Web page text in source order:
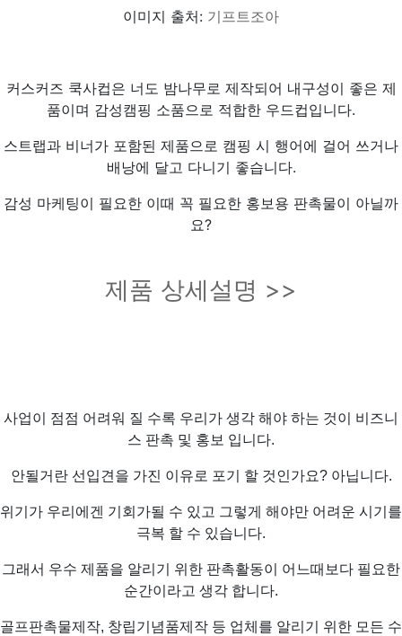
이미지 출처: 기프트조아
커스커즈 쿡사컵은 너도 밤나무로 제작되어 내구성이 좋은 제
품이며 감성캠핑 소품으로 적합한 우드컵입니다.
스트랩과 비너가 포함된 제품으로 캠핑 시 행어에 걸어 쓰거나
배낭에 달고 다니기 좋습니다.
감성 마케팅이 필요한 이때 꼭 필요한 홍보용 판촉물이 아닐까
요?
제품 상세설명 >>
사업이 점점 어려워 질 수록 우리가 생각 해야 하는 것이 비즈니
스 판촉 및 홍보 입니다.
안될거란 선입견을 가진 이유로 포기 할 것인가요? 아닙니다.
위기가 우리에겐 기회가될 수 있고 그렇게 해야만 어려운 시기를
극복 할 수 있습니다.
그래서 우수 제품을 알리기 위한 판촉활동이 어느때보다 필요한
순간이라고 생각 합니다.
골프판촉물제작, 창립기념품제작 등 업체를 알리기 위한 모든 수